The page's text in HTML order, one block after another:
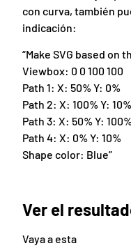
con curva, también
indicación:
“Make SVG based on
Viewbox: 0 0 100 100
Path 1: X: 50% Y: 0%
Path 2: X: 100% Y: 10%
Path 3: X: 50% Y:
Path 4: X: 0% Y: 10%
Shape color: Blue”
Ver el
Vaya a esta